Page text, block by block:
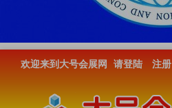
欢迎来到大号会展网 请登陆 注册